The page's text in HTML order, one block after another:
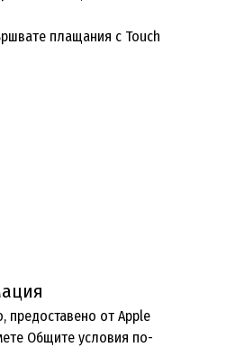
плащания с Touch
предоставено от Apple
Общите условия по-